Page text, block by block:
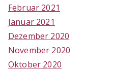
Februar 2021
Januar 2021
Dezember 2020
November 2020
Oktober 2020